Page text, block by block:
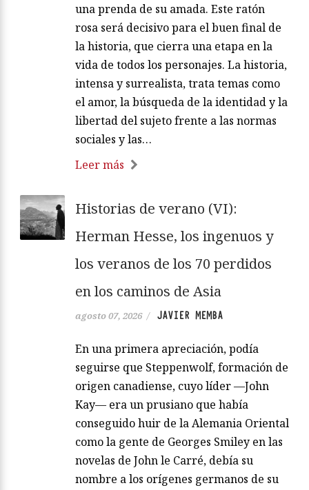
una prenda de su amada. Este ratón
rosa será decisivo para el buen final de
la historia, que cierra una etapa en la
vida de todos los personajes. La historia,
intensa y surrealista, trata temas como
el amor, la búsqueda de la identidad y la
libertad del sujeto frente a las normas
sociales y las…
Leer más
Historias de verano (VI):
Herman Hesse, los ingenuos y
los veranos de los 70 perdidos
en los caminos de Asia
agosto 07, 2026 / JAVIER MEMBA
En una primera apreciación, podía
seguirse que Steppenwolf, formación de
origen canadiense, cuyo líder —John
Kay— era un prusiano que había
conseguido huir de la Alemania Oriental
como la gente de Georges Smiley en las
novelas de John le Carré, debía su
nombre a los orígenes germanos de su